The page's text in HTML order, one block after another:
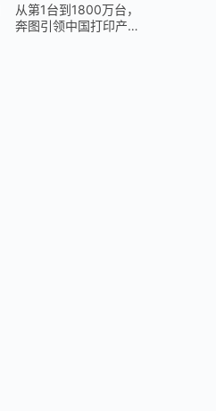
从第1台到1800万台，
奔图引领中国打印产业